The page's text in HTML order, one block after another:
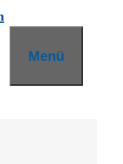
Menü